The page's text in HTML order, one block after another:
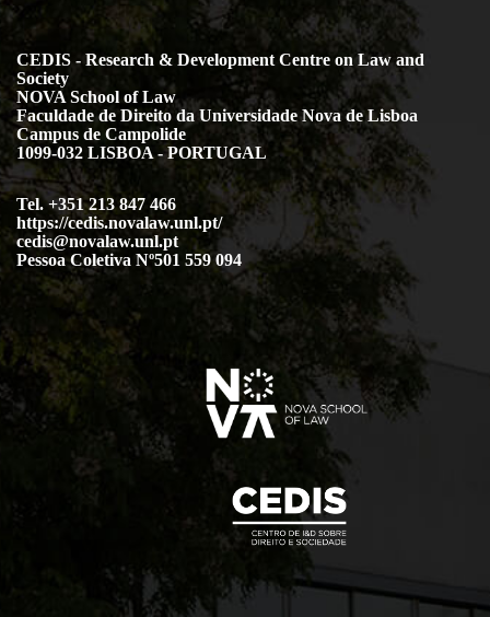
CEDIS - Research & Development Centre on Law and
Society
NOVA School of Law
Faculdade de Direito da Universidade Nova de Lisboa
Campus de Campolide
1099-032 LISBOA - PORTUGAL
Tel. +351 213 847 466
https://cedis.novalaw.unl.pt/
cedis@novalaw.unl.pt
Pessoa Coletiva Nº501 559 094